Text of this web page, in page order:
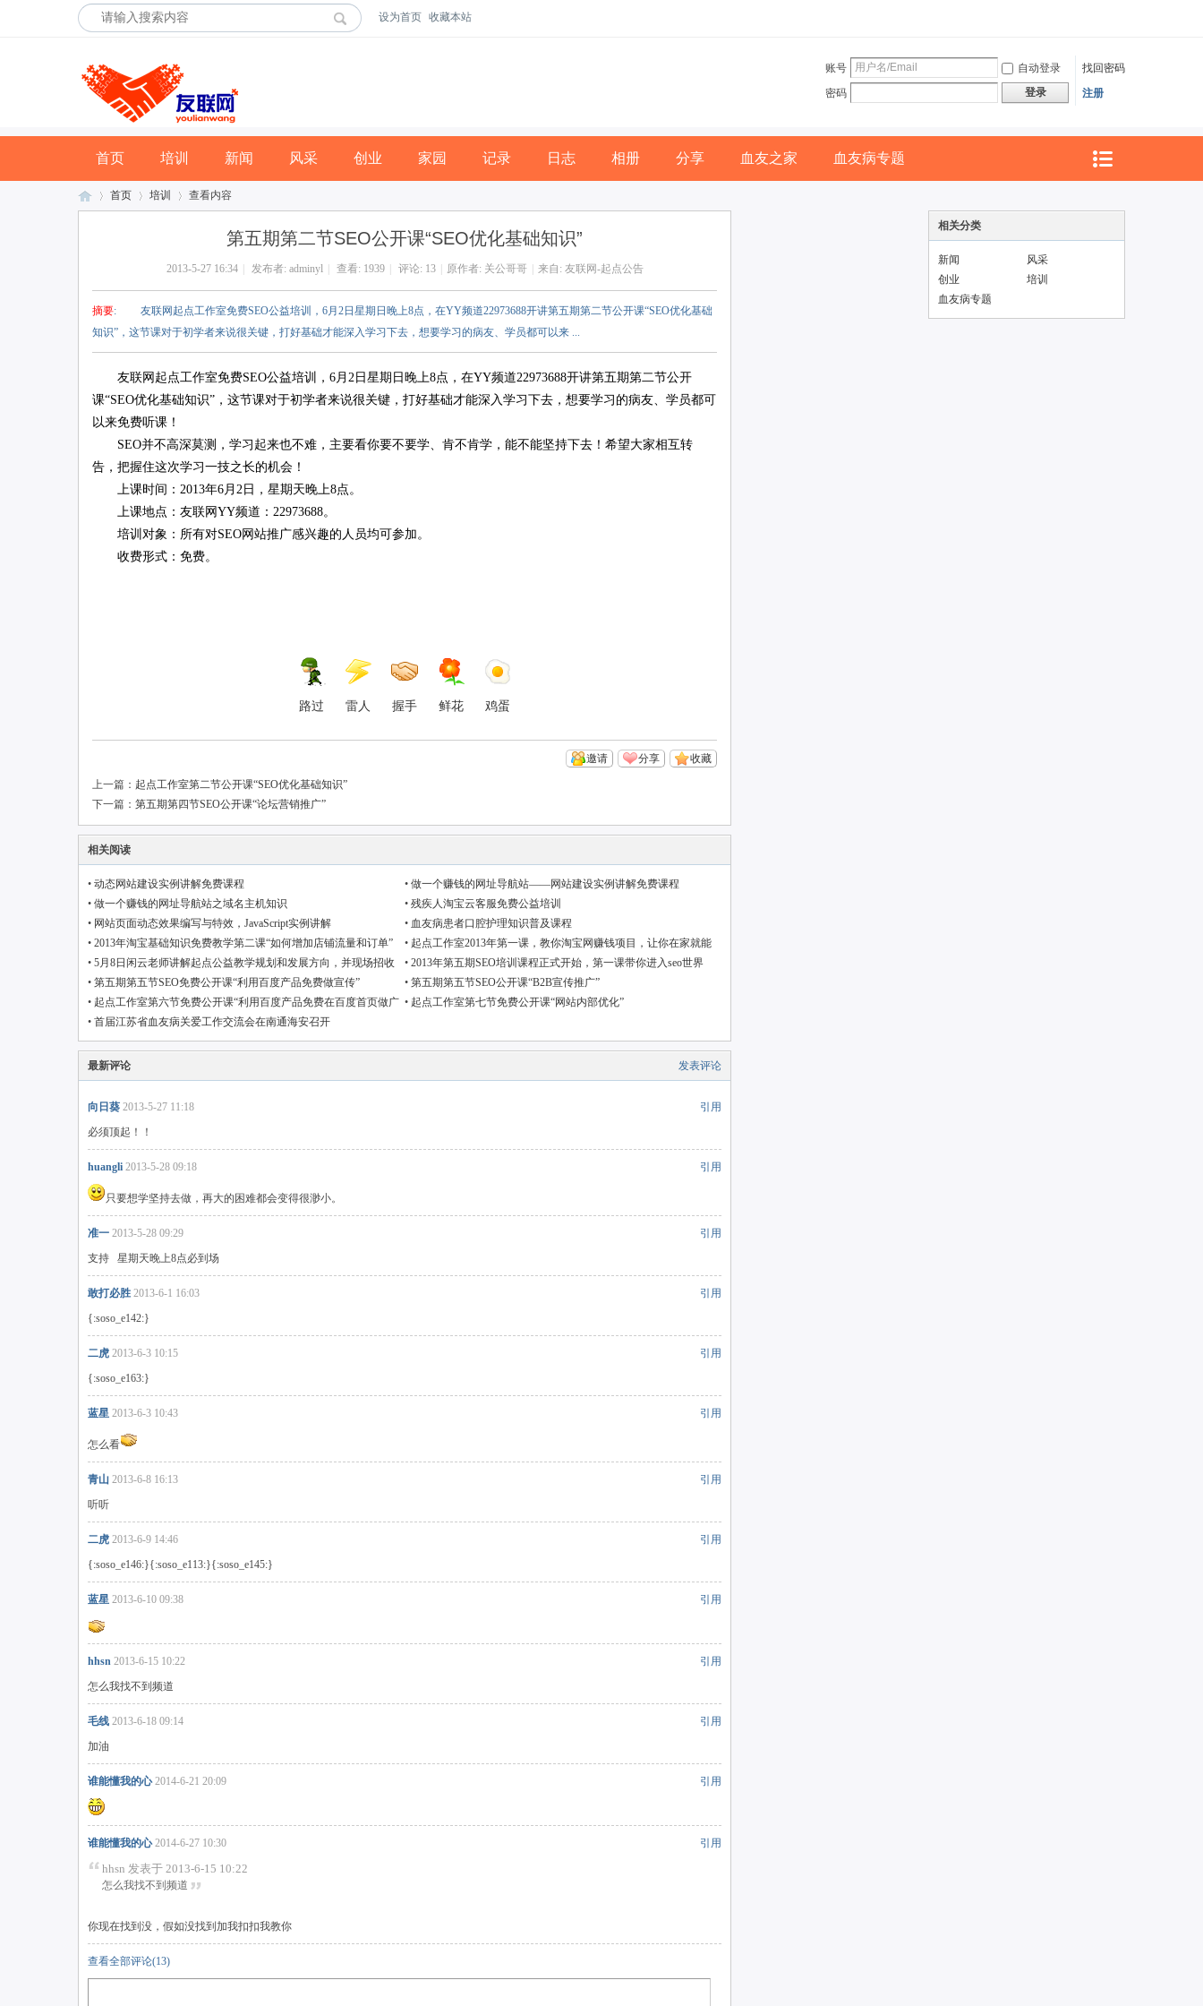
设为首页 收藏本站
账号 自动登录
找回密码
密码
登录 注册
首页 培训 新闻 风采 创业 家园 记录 日志 相册 分享 血友之家 血友病专题
首页 培训
›
查看内容
第五期第二节SEO公开课“SEO优化基础知识”
2013-5-27 16:34 发布者: adminyl 查看: 1939 评论: 13 原作者: 关公哥哥 来自: 友联网-起点公告
摘要: 友联网起点工作室免费SEO公益培训，6月2日星期日晚上8点，在YY频道22973688开讲第五期第二节公开课“SEO优化基础
知识”，这节课对于初学者来说很关键，打好基础才能深入学习下去，想要学习的病友、学员都可以来 ...
友联网起点工作室免费SEO公益培训，6月2日星期日晚上8点，在YY频道22973688开讲第五期第二节公开
课“SEO优化基础知识”，这节课对于初学者来说很关键，打好基础才能深入学习下去，想要学习的病友、学员都可
以来免费听课！
SEO并不高深莫测，学习起来也不难，主要看你要不要学、肯不肯学，能不能坚持下去！希望大家相互转
告，把握住这次学习一技之长的机会！
上课时间：2013年6月2日，星期天晚上8点。
上课地点：友联网YY频道：22973688。
培训对象：所有对SEO网站推广感兴趣的人员均可参加。
收费形式：免费。
路过 雷人 握手 鲜花 鸡蛋
收藏
分享
邀请
上一篇： 起点工作室第二节公开课“SEO优化基础知识”
下一篇： 第五期第四节SEO公开课“论坛营销推广”
相关阅读
• 动态网站建设实例讲解免费课程 • 做一个赚钱的网址导航站——网站建设实例讲解免费课程
• 做一个赚钱的网址导航站之域名主机知识 • 残疾人淘宝云客服免费公益培训
• 网站页面动态效果编写与特效，JavaScript实例讲解 • 血友病患者口腔护理知识普及课程
• 2013年淘宝基础知识免费教学第二课“如何增加店铺流量和订单” • 起点工作室2013年第一课，教你淘宝网赚钱项目，让你在家就能
赚钱
• 5月8日闲云老师讲解起点公益教学规划和发展方向，并现场招收
SEO实践班学员
• 2013年第五期SEO培训课程正式开始，第一课带你进入seo世界
• 第五期第五节SEO免费公开课“利用百度产品免费做宣传” • 第五期第五节SEO公开课“B2B宣传推广”
• 起点工作室第六节免费公开课“利用百度产品免费在百度首页做广
告”
• 起点工作室第七节免费公开课“网站内部优化”
• 首届江苏省血友病关爱工作交流会在南通海安召开
发表评论
最新评论
引用
向日葵 2013-5-27 11:18
必须顶起！！
引用
huangli 2013-5-28 09:18
只要想学坚持去做，再大的困难都会变得很渺小。
引用
准一 2013-5-28 09:29
支持 星期天晚上8点必到场
引用
敢打必胜 2013-6-1 16:03
{:soso_e142:}
引用
二虎 2013-6-3 10:15
{:soso_e163:}
引用
蓝星 2013-6-3 10:43
怎么看
引用
青山 2013-6-8 16:13
听听
引用
二虎 2013-6-9 14:46
{:soso_e146:}{:soso_e113:}{:soso_e145:}
引用
蓝星 2013-6-10 09:38
引用
hhsn 2013-6-15 10:22
怎么我找不到频道
引用
毛线 2013-6-18 09:14
加油
引用
谁能懂我的心 2014-6-21 20:09
引用
谁能懂我的心 2014-6-27 10:30
hhsn 发表于 2013-6-15 10:22
怎么我找不到频道
你现在找到没，假如没找到加我扣扣我教你
查看全部评论(13)
相关分类
新闻
风采
创业
培训
血友病专题